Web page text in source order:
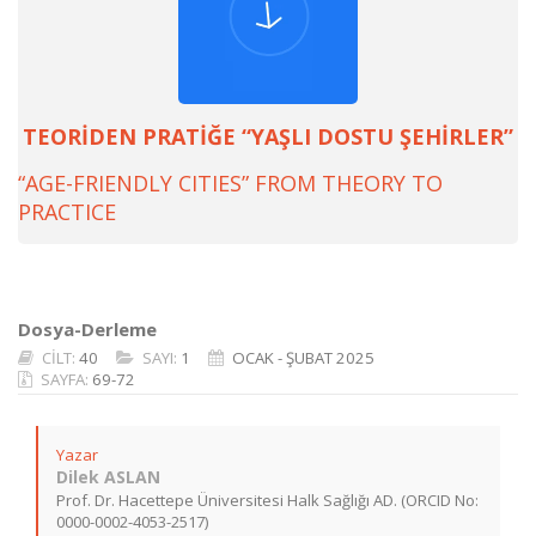
TEORİDEN PRATİĞE “YAŞLI DOSTU ŞEHİRLER”
“AGE-FRIENDLY CITIES” FROM THEORY TO
PRACTICE
Dosya-Derleme
CİLT: 40 SAYI: 1
OCAK - ŞUBAT 2025
SAYFA: 69-72
Yazar
Dilek ASLAN
Prof. Dr. Hacettepe Üniversitesi Halk Sağlığı AD. (ORCID No:
0000-0002-4053-2517)